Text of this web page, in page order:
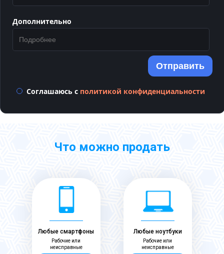
Дополнительно
Соглашаюсь с политикой конфиденциальности
Отправить
Что можно продать
Любые смартфоны
Рабочие или
неисправные
Любые ноутбуки
Рабочие или
неисправные